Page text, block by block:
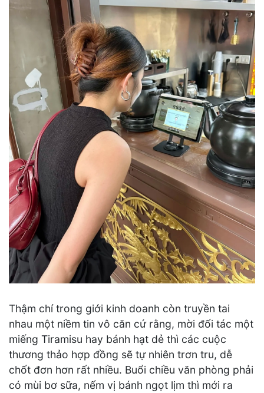
Thậm chí trong giới kinh doanh còn truyền tai
nhau một niềm tin vô căn cứ rằng, mời đối tác một
miếng Tiramisu hay bánh hạt dẻ thì các cuộc
thương thảo hợp đồng sẽ tự nhiên trơn tru, dễ
chốt đơn hơn rất nhiều. Buổi chiều văn phòng phải
có mùi bơ sữa, nếm vị bánh ngọt lịm thì mới ra